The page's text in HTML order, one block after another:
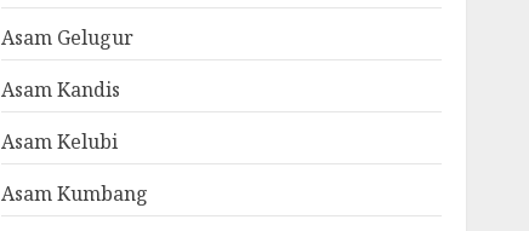
Asam Gelugur
Asam Kandis
Asam Kelubi
Asam Kumbang